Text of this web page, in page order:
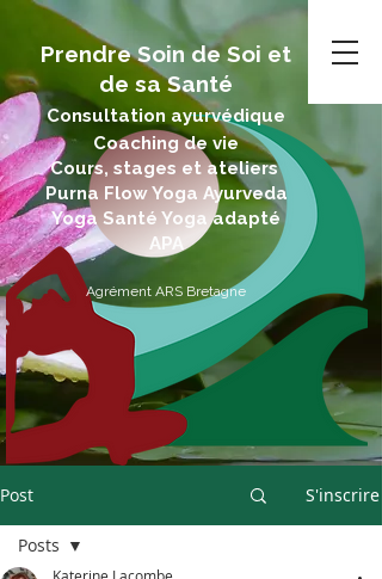
Prendre Soin de Soi et
de sa Santé
Consultation ayurvédique
Coaching de vie
Cours, stages et ateliers
Purna Flow Yoga Ayurveda
Yoga Santé Yoga adapté
APA
Agrément ARS Bretagne
Post S'inscrire
Posts